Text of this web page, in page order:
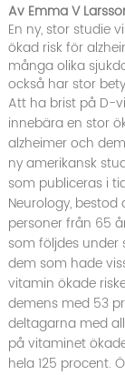
Av Emma V
En ny, stor studie
ökad risk för
många olika
också har stor
Att ha brist på D-
innebära en stor
alzheimer och
ny amerikansk
som publiceras i
Neurology, bestod
personer från 65
som följdes under
dem som hade
vitamin ökade
demens med 53
deltagarna med
på vitaminet
hela 125 procent.